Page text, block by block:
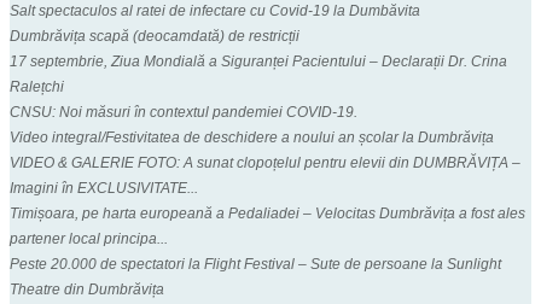
Salt spectaculos al ratei de infectare cu Covid-19 la Dumbăvita
Dumbrăvița scapă (deocamdată) de restricții
17 septembrie, Ziua Mondială a Siguranței Pacientului – Declarații Dr. Crina
Ralețchi
CNSU: Noi măsuri în contextul pandemiei COVID-19.
Video integral/Festivitatea de deschidere a noului an școlar la Dumbrăvița
VIDEO & GALERIE FOTO: A sunat clopoțelul pentru elevii din DUMBRĂVIȚA –
Imagini în EXCLUSIVITATE...
Timișoara, pe harta europeană a Pedaliadei – Velocitas Dumbrăvița a fost ales
partener local principa...
Peste 20.000 de spectatori la Flight Festival – Sute de persoane la Sunlight
Theatre din Dumbrăvița